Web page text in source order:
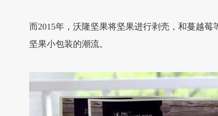
而2015年，沃隆坚果将坚果进行剥壳，和蔓越
坚果小包装的潮流。